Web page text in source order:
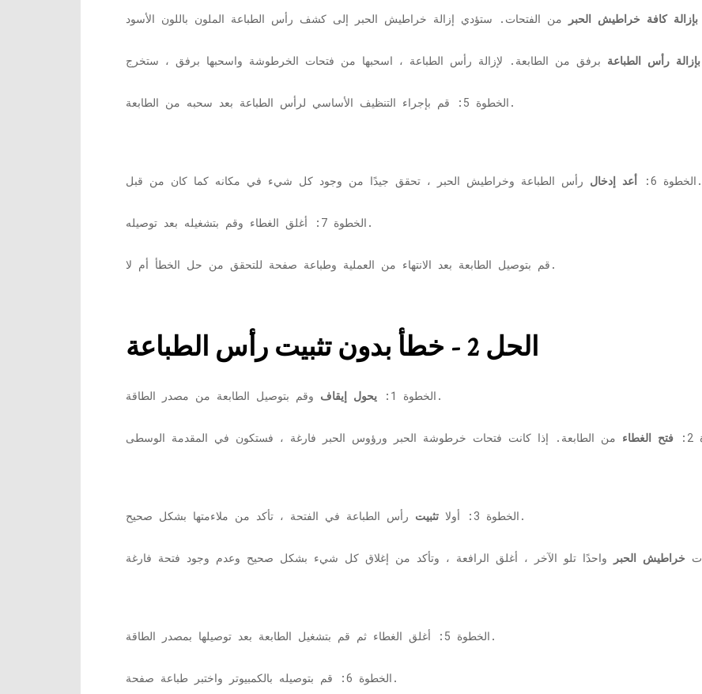
كافة خراطيش الحبر
رأس الطباعة
الخطوة 5: قم بإجراء التنظيف الأساسي لرأس الطباعة بعد سحبه من الطابعة.
الخطوة 6: أعد إدخال رأس الطباعة وخراطيش الحبر ، تحقق جيدًا من وجود كل شيء في مكانه كما كان من قبل.
الخطوة 7: أغلق الغطاء وقم بتشغيله بعد توصيله.
قم بتوصيل الطابعة بعد الانتهاء من العملية وطباعة صفحة للتحقق من حل الخطأ أم لا.
الحل 2 - خطأ بدون تثبيت رأس الطباعة
الخطوة 1: يحول إيقاف وقم بتوصيل الطابعة من مصدر الطاقة.
فتح الغطاء
الخطوة 3: أولا تثبيت رأس الطباعة في الفتحة ، تأكد من ملاءمتها بشكل صحيح.
خراطيش الحبر
الخطوة 5: أغلق الغطاء ثم قم بتشغيل الطابعة بعد توصيلها بمصدر الطاقة.
الخطوة 6: قم بتوصيله بالكمبيوتر واختبر طباعة صفحة.